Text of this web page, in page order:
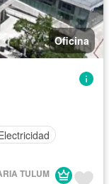
Oficina
TULUM